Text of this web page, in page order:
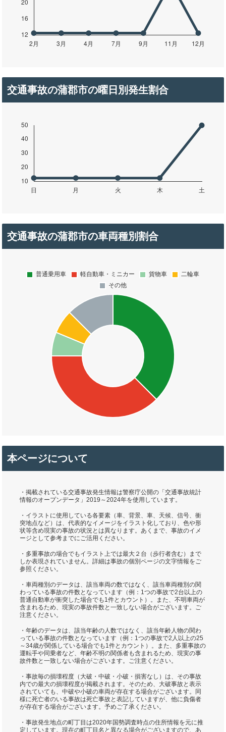
交通事故の蒲郡市の曜日別発生割合
交通事故の蒲郡市の車両種別割合
本ページについて
・掲載されている交通事故発生情報は警察庁公開の「交通事故統計
情報のオープンデータ」2019～2024年を使用しています。
・イラストに使用している各要素（車、背景、車、天候、信号、衝
突地点など）は、代表的なイメージをイラスト化しており、色や形
状等含め現実の事故の状況とは異なります。あくまで、事故のイメ
ージとして参考までにご活用ください。
・多重事故の場合でもイラスト上では最大２台（歩行者含む）まで
しか表現されていません。詳細は事故の個別ページの文字情報をご
参照ください。
・車両種別のデータは、該当車両の数ではなく、該当車両種別の関
わっている事故の件数となっています（例：1つの事故で2台以上の
普通自動車が衝突した場合でも1件とカウント）。また、不明車両が
含まれるため、現実の事故件数と一致しない場合がございます。ご
注意ください。
・年齢のデータは、該当年齢の人数ではなく、該当年齢人物の関わ
っている事故の件数となっています（例：1つの事故で2人以上の25
～34歳が関係している場合でも1件とカウント）。また、多重事故の
運転手や同乗者など、年齢不明の関係者も含まれるため、現実の事
故件数と一致しない場合がございます。ご注意ください。
・事故毎の損壊程度（大破・中破・小破・損害なし）は、その事故
内での最大の損壊程度が掲載されます。そのため、大破事故と表示
されていても、中破や小破の車両が存在する場合がございます。同
様に死亡者のいる事故は死亡事故と表記していますが、他に負傷者
が存在する場合がございます。予めご了承ください。
・事故発生地点の町丁目は2020年国勢調査時点の住所情報を元に推
定しています。現在の町丁目名と異なる場合がございますので、あ